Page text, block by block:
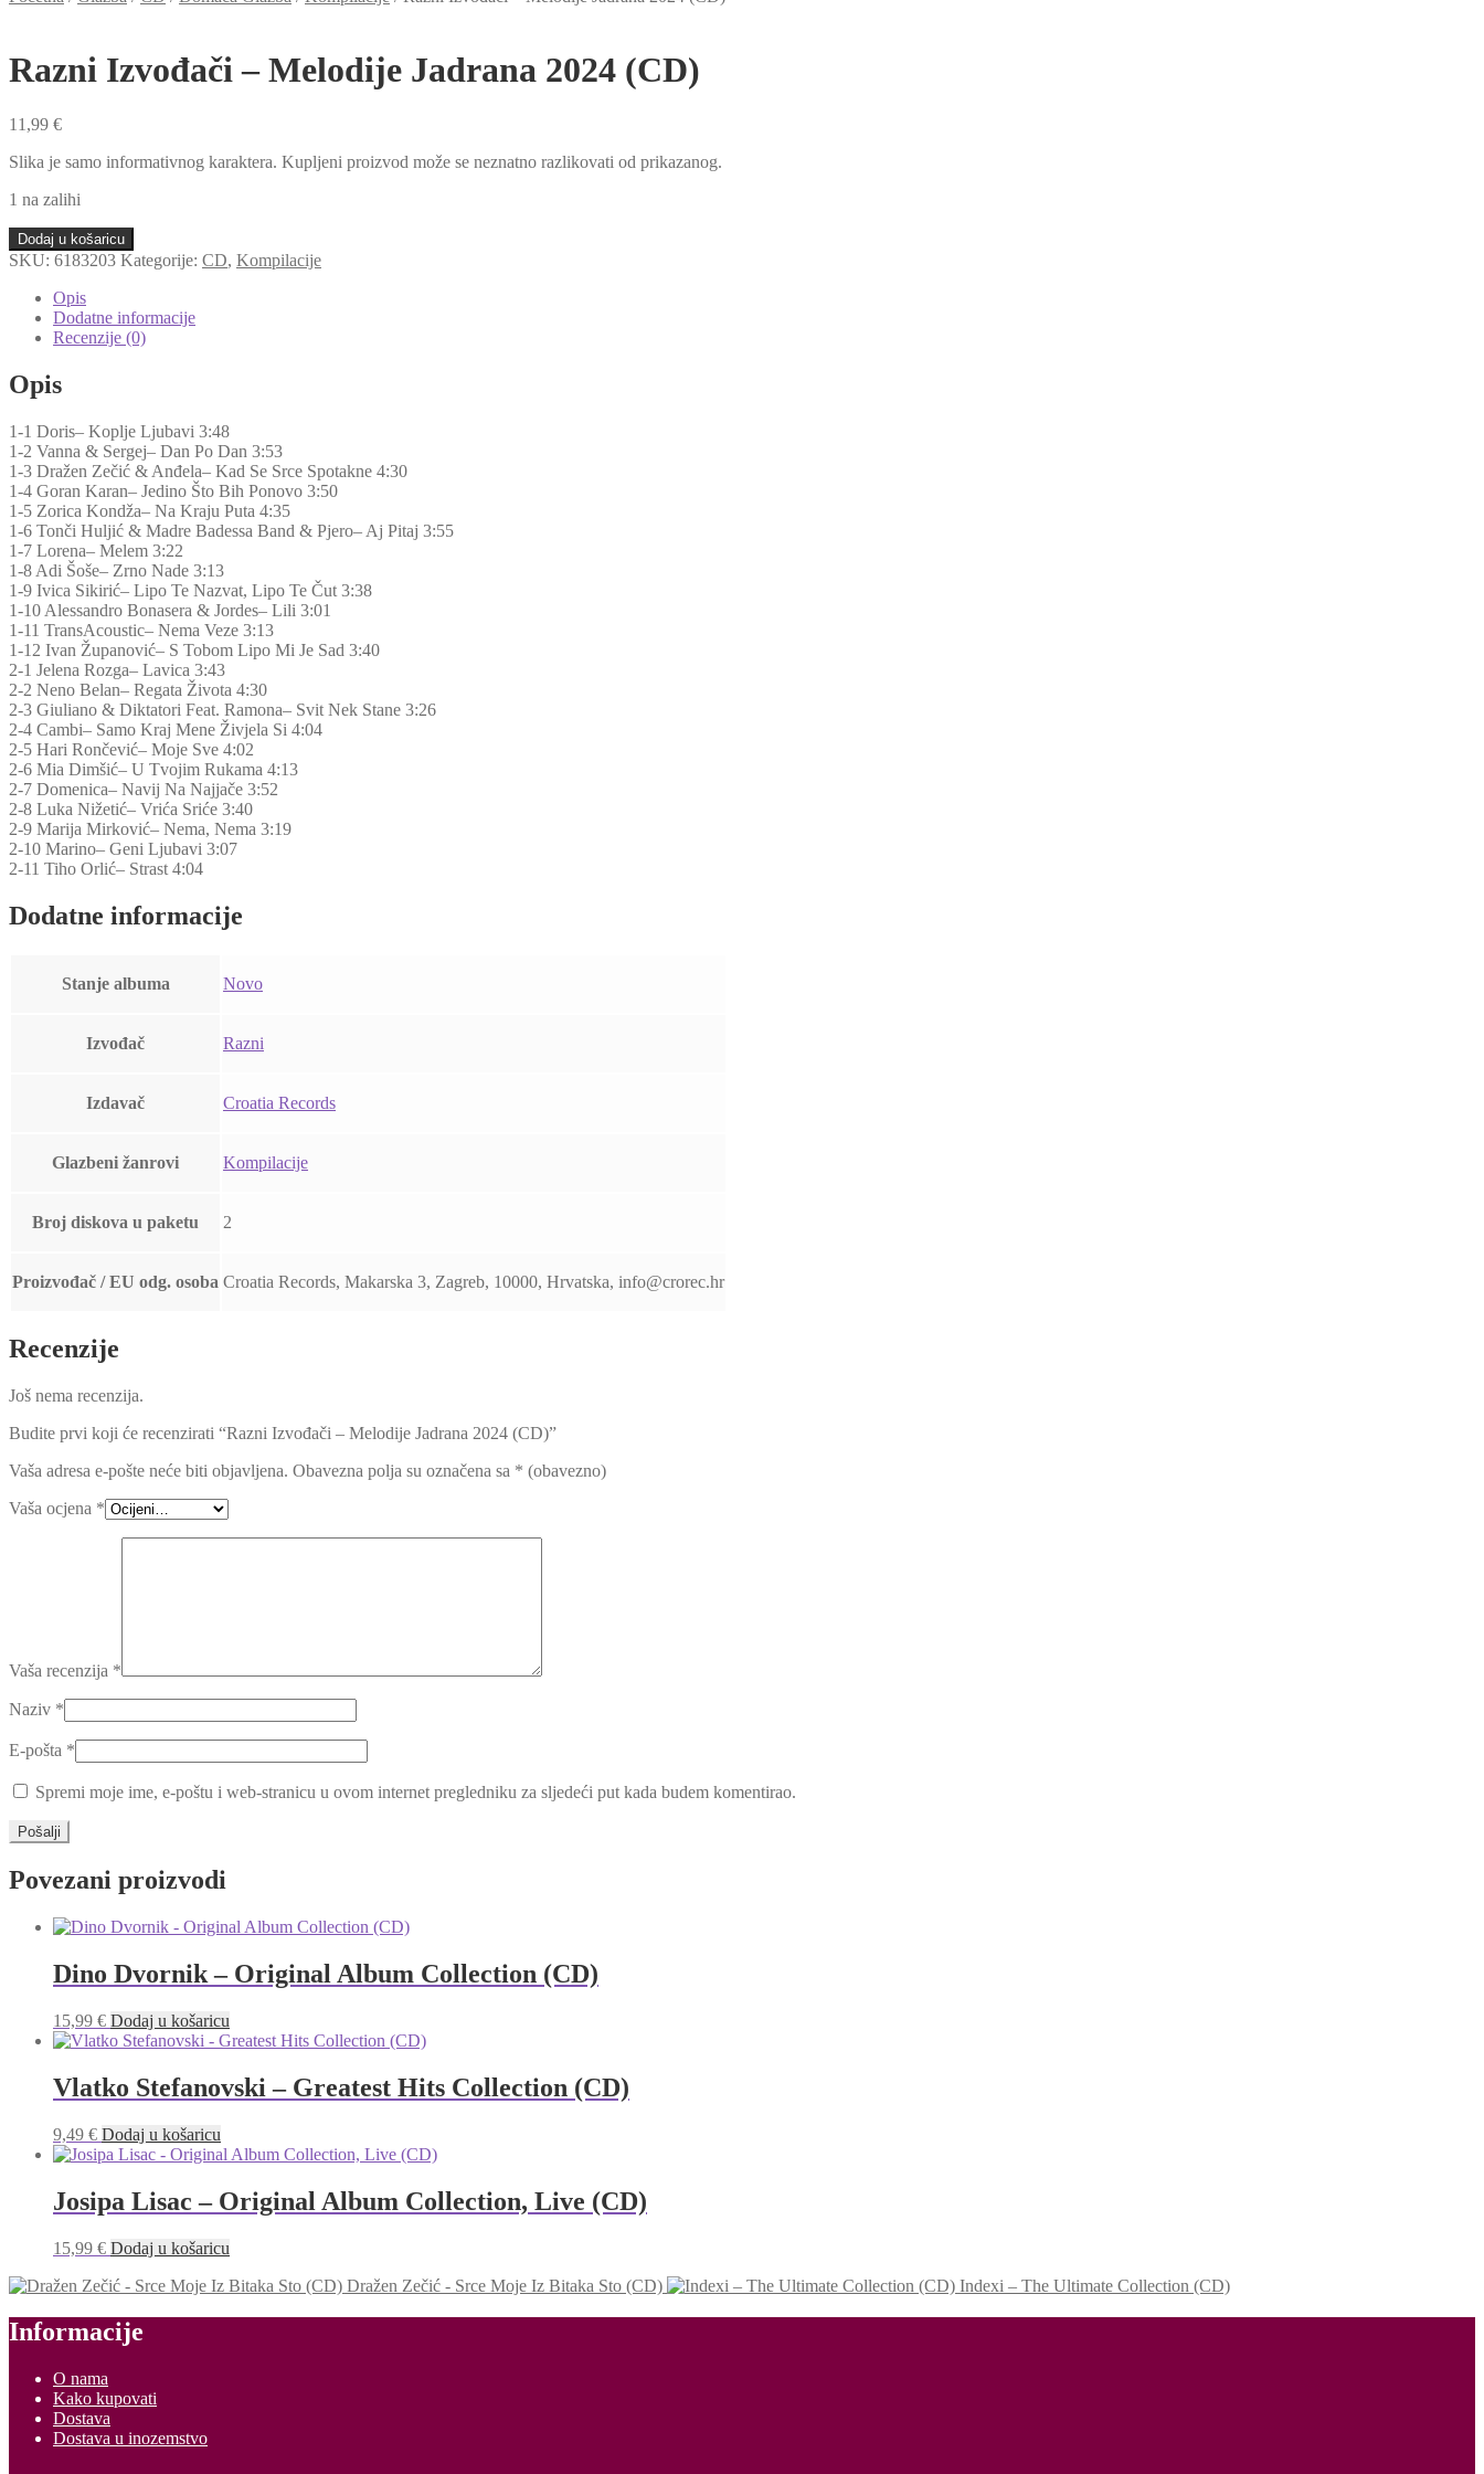
Razni Izvođači – Melodije Jadrana 2024 (CD)
11,99 €
Slika je samo informativnog karaktera. Kupljeni proizvod može se neznatno razlikovati od prikazanog.
1 na zalihi
Razni
Izvođači
Melodije
Jadrana
2024
količina
Dodaj u košaricu
SKU: 6183203 Kategorije: CD, Kompilacije
Opis
Dodatne informacije
Recenzije (0)
Opis
1-1 Doris– Koplje Ljubavi 3:48
1-2 Vanna & Sergej– Dan Po Dan 3:53
1-3 Dražen Zečić & Anđela– Kad Se Srce Spotakne 4:30
1-4 Goran Karan– Jedino Što Bih Ponovo 3:50
1-5 Zorica Kondža– Na Kraju Puta 4:35
1-6 Tonči Huljić & Madre Badessa Band & Pjero– Aj Pitaj 3:55
1-7 Lorena– Melem 3:22
1-8 Adi Šoše– Zrno Nade 3:13
1-9 Ivica Sikirić– Lipo Te Nazvat, Lipo Te Čut 3:38
1-10 Alessandro Bonasera & Jordes– Lili 3:01
1-11 TransAcoustic– Nema Veze 3:13
1-12 Ivan Županović– S Tobom Lipo Mi Je Sad 3:40
2-1 Jelena Rozga– Lavica 3:43
2-2 Neno Belan– Regata Života 4:30
2-3 Giuliano & Diktatori Feat. Ramona– Svit Nek Stane 3:26
2-4 Cambi– Samo Kraj Mene Živjela Si 4:04
2-5 Hari Rončević– Moje Sve 4:02
2-6 Mia Dimšić– U Tvojim Rukama 4:13
2-7 Domenica– Navij Na Najjače 3:52
2-8 Luka Nižetić– Vrića Sriće 3:40
2-9 Marija Mirković– Nema, Nema 3:19
2-10 Marino– Geni Ljubavi 3:07
2-11 Tiho Orlić– Strast 4:04
Dodatne informacije
Stanje albuma Novo
Izvođač Razni
Izdavač Croatia Records
Glazbeni žanrovi Kompilacije
Broj diskova u paketu 2
Proizvođač / EU odg. osoba Croatia Records, Makarska 3, Zagreb, 10000, Hrvatska, info@crorec.hr
Recenzije
Još nema recenzija.
Budite prvi koji će recenzirati “Razni Izvođači – Melodije Jadrana 2024 (CD)”
Vaša adresa e-pošte neće biti objavljena. Obavezna polja su označena sa * (obavezno)
Vaša ocjena *
Vaša recenzija *
Naziv *
E-pošta *
Spremi moje ime, e-poštu i web-stranicu u ovom internet pregledniku za sljedeći put kada budem komentirao.
Povezani proizvodi
Dino Dvornik – Original Album Collection (CD)
15,99 € Dodaj u košaricu
Vlatko Stefanovski – Greatest Hits Collection (CD)
9,49 € Dodaj u košaricu
Josipa Lisac – Original Album Collection, Live (CD)
15,99 € Dodaj u košaricu
Dražen Zečić - Srce Moje Iz Bitaka Sto (CD)
Indexi ‎– The Ultimate Collection (CD)
Informacije
O nama
Kako kupovati
Dostava
Dostava u inozemstvo